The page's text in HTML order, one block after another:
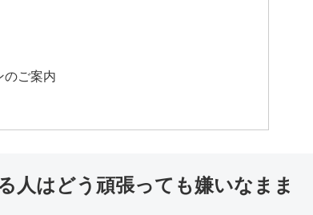
のご案内
人はどう頑張っても嫌いなまま